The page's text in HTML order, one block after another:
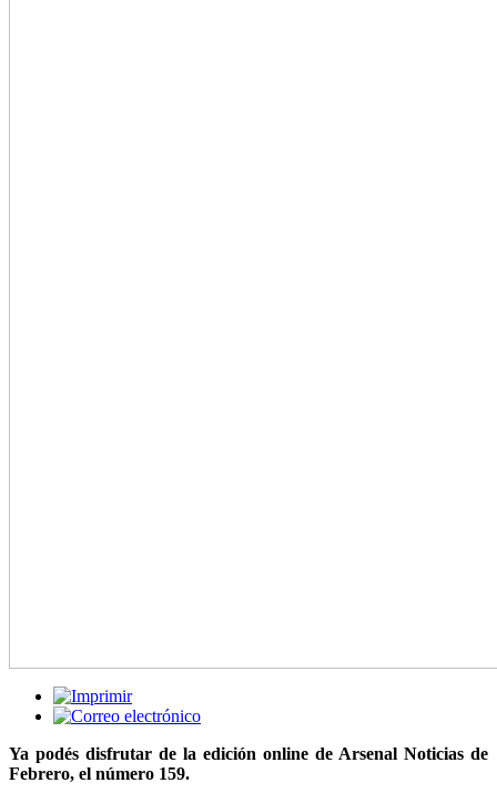
Ya podés disfrutar de la edición online de Arsenal Noticias de
Febrero, el número 159.